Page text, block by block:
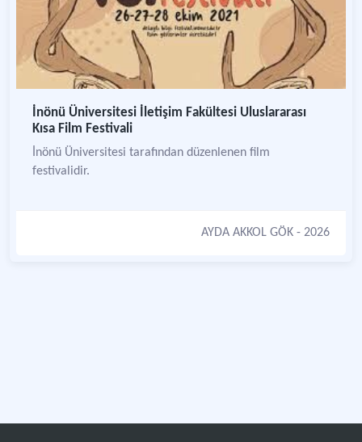
İnönü Üniversitesi İletişim Fakültesi Uluslararası
Kısa Film Festivali
İnönü Üniversitesi tarafından düzenlenen film
festivalidir.
AYDA AKKOL GÖK - 2026